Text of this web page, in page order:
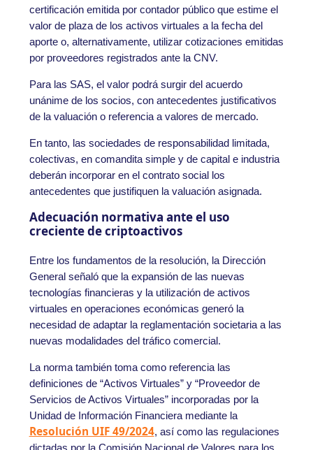
certificación emitida por contador público que estime el
valor de plaza de los activos virtuales a la fecha del
aporte o, alternativamente, utilizar cotizaciones emitidas
por proveedores registrados ante la CNV.
Para las SAS, el valor podrá surgir del acuerdo
unánime de los socios, con antecedentes justificativos
de la valuación o referencia a valores de mercado.
En tanto, las sociedades de responsabilidad limitada,
colectivas, en comandita simple y de capital e industria
deberán incorporar en el contrato social los
antecedentes que justifiquen la valuación asignada.
Adecuación normativa ante el uso
creciente de criptoactivos
Entre los fundamentos de la resolución, la Dirección
General señaló que la expansión de las nuevas
tecnologías financieras y la utilización de activos
virtuales en operaciones económicas generó la
necesidad de adaptar la reglamentación societaria a las
nuevas modalidades del tráfico comercial.
La norma también toma como referencia las
definiciones de “Activos Virtuales” y “Proveedor de
Servicios de Activos Virtuales” incorporadas por la
Unidad de Información Financiera mediante la
Resolución UIF 49/2024, así como las regulaciones